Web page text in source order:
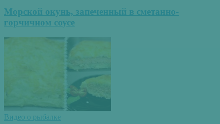
Морской окунь, запеченный в сметанно-
горчичном соусе
Видео о рыбалке